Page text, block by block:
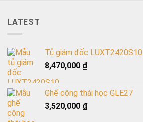
LATEST
Tủ giám đốc LUXT2420S10
8,470,000 ₫
Ghế công thái học GLE27
3,520,000 ₫